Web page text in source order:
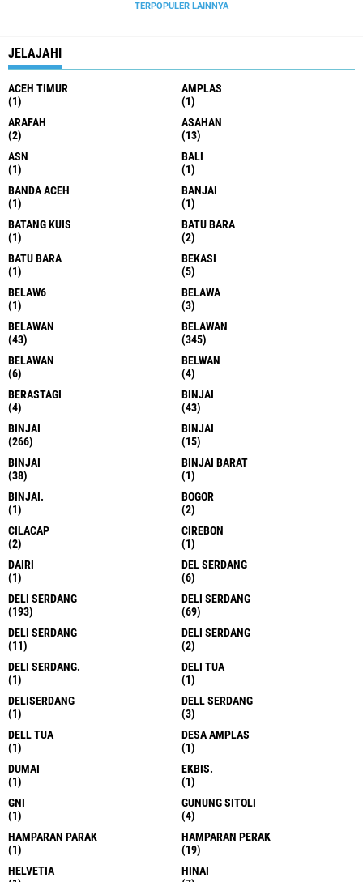
TERPOPULER LAINNYA
JELAJAHI
ACEH TIMUR
(1)
AMPLAS
(1)
ARAFAH
(2)
ASAHAN
(13)
ASN
(1)
BALI
(1)
BANDA ACEH
(1)
BANJAI
(1)
BATANG KUIS
(1)
BATU BARA
(2)
BATU BARA
(1)
BEKASI
(5)
BELAW6
(1)
BELAWA
(3)
BELAWAN
(43)
BELAWAN
(345)
BELAWAN
(6)
BELWAN
(4)
BERASTAGI
(4)
BINJAI
(43)
BINJAI
(266)
BINJAI
(15)
BINJAI
(38)
BINJAI BARAT
(1)
BINJAI.
(1)
BOGOR
(2)
CILACAP
(2)
CIREBON
(1)
DAIRI
(1)
DEL SERDANG
(6)
DELI SERDANG
(193)
DELI SERDANG
(69)
DELI SERDANG
(11)
DELI SERDANG
(2)
DELI SERDANG.
(1)
DELI TUA
(1)
DELISERDANG
(1)
DELL SERDANG
(3)
DELL TUA
(1)
DESA AMPLAS
(1)
DUMAI
(1)
EKBIS.
(1)
GNI
(1)
GUNUNG SITOLI
(4)
HAMPARAN PARAK
(1)
HAMPARAN PERAK
(19)
HELVETIA
HINAI